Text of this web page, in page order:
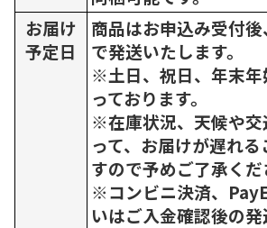
お届け
予定日
商品はお申込み受付
で発送いたします。
※土日、祝日、年末年
っております。
※在庫状況、天候や交
って、お届けが遅れ
すので予めご了承くだ
※コンビニ決済、
いはご入金確認後の発